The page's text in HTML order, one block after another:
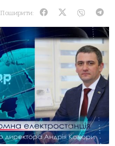
Поширити: